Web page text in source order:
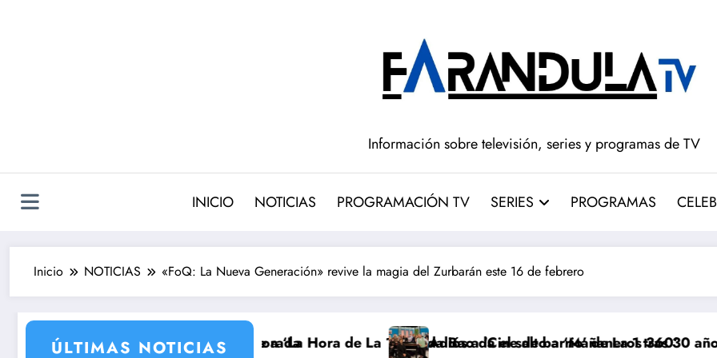
Información sobre televisión, series y programas de TV
INICIO NOTICIAS PROGRAMACIÓN TV SERIES PROGRAMAS
Inicio NOTICIAS «FoQ: La Nueva Generación» revive la magia del Zurbarán este 16 de febrero
ÚLTIMAS NOTICIAS
nueva temporada
vuelve a ‘La Hora de La 1’ y Aida Bao da el salto a ‘Mañaneros 360’
Adiós a ‘Cine de barrio’ de La 1 tras 30 años: RTVE cambia su
‘Más que